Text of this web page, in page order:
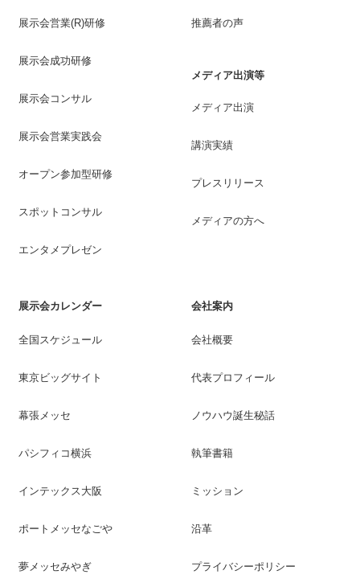
展示会営業(R)研修
展示会成功研修
展示会コンサル
展示会営業実践会
オープン参加型研修
スポットコンサル
エンタメプレゼン
推薦者の声
メディア出演等
メディア出演
講演実績
プレスリリース
メディアの方へ
展示会カレンダー
全国スケジュール
東京ビッグサイト
幕張メッセ
パシフィコ横浜
インテックス大阪
ポートメッセなごや
夢メッセみやぎ
会社案内
会社概要
代表プロフィール
ノウハウ誕生秘話
執筆書籍
ミッション
沿革
プライバシーポリシー